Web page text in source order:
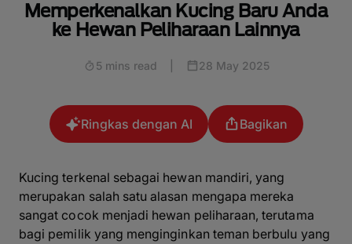
Memperkenalkan Kucing Baru Anda
ke Hewan Peliharaan Lainnya
5 mins read 28 May 2025
Ringkas dengan AI Bagikan
Kucing terkenal sebagai hewan mandiri, yang
merupakan salah satu alasan mengapa mereka
sangat cocok menjadi hewan peliharaan, terutama
bagi pemilik yang menginginkan teman berbulu yang